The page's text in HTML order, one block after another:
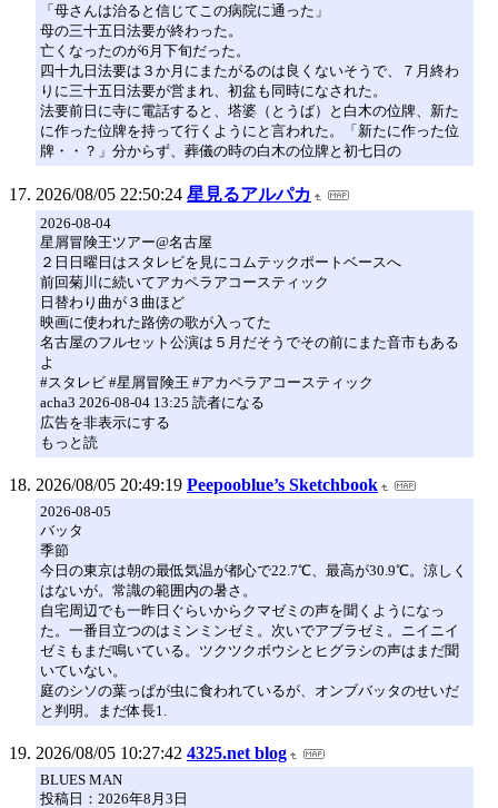
「母さんは治ると信じてこの病院に通った」
母の三十五日法要が終わった。
亡くなったのが6月下旬だった。
四十九日法要は３か月にまたがるのは良くないそうで、７月終わ
りに三十五日法要が営まれ、初盆も同時になされた。
法要前日に寺に電話すると、塔婆（とうば）と白木の位牌、新た
に作った位牌を持って行くようにと言われた。「新たに作った位
牌・・？」分からず、葬儀の時の白木の位牌と初七日の
2026/08/05 22:50:24 星見るアルパカ
2026-08-04
星屑冒険王ツアー@名古屋
２日日曜日はスタレビを見にコムテックポートベースへ
前回菊川に続いてアカペラアコースティック
日替わり曲が３曲ほど
映画に使われた路傍の歌が入ってた
名古屋のフルセット公演は５月だそうでその前にまた音市もある
よ
#スタレビ #星屑冒険王 #アカペラアコースティック
acha3 2026-08-04 13:25 読者になる
広告を非表示にする
もっと読
2026/08/05 20:49:19 Peepooblue’s Sketchbook
2026-08-05
バッタ
季節
今日の東京は朝の最低気温が都心で22.7℃、最高が30.9℃。涼しく
はないが。常識の範囲内の暑さ。
自宅周辺でも一昨日ぐらいからクマゼミの声を聞くようになっ
た。一番目立つのはミンミンゼミ。次いでアブラゼミ。ニイニイ
ゼミもまだ鳴いている。ツクツクボウシとヒグラシの声はまだ聞
いていない。
庭のシソの葉っぱが虫に食われているが、オンブバッタのせいだ
と判明。まだ体長1.
2026/08/05 10:27:42 4325.net blog
BLUES MAN
投稿日：2026年8月3日